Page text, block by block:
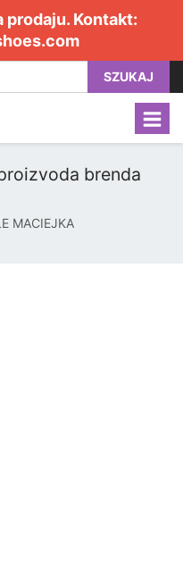
prodaju. Kontakt:
SZUKAJ
brenda
MACIEJKA